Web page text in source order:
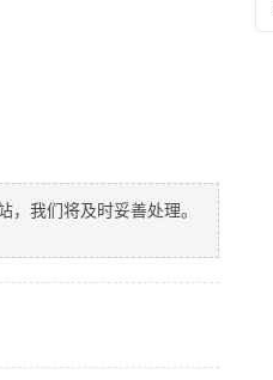
我们将及时妥善处理。